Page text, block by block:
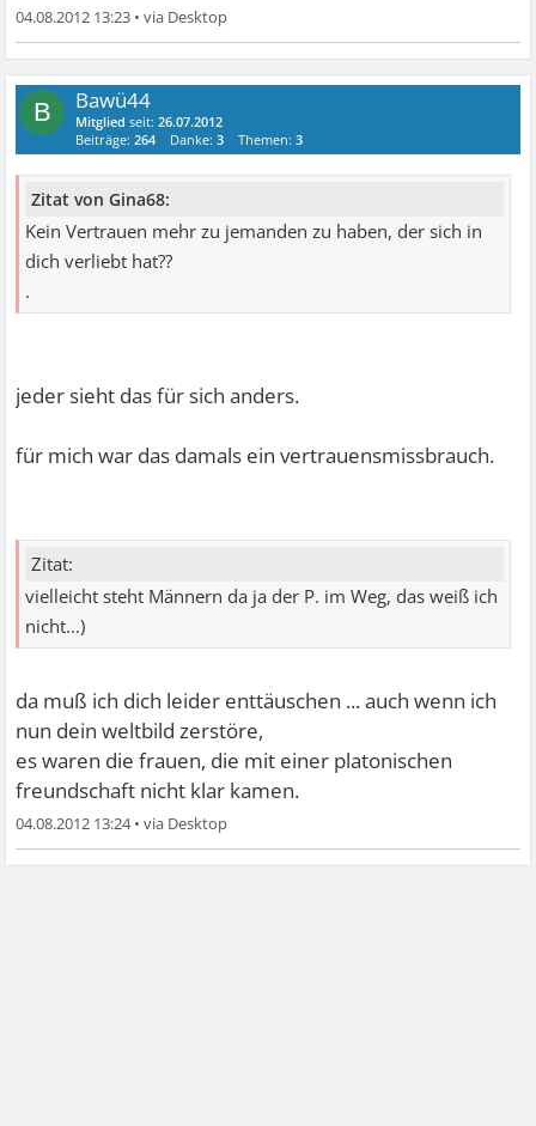
04.08.2012 13:23 •
B Bawü44
Mitglied seit:26.07.2012
Beiträge:264 Danke:3 Themen:3
Zitat von Gina68:
Kein Vertrauen mehr zu jemanden zu haben, der sich in
dich verliebt hat??
.
jeder sieht das für sich anders.
für mich war das damals ein vertrauensmissbrauch.
Zitat:
vielleicht steht Männern da ja der P. im Weg, das weiß ich
nicht...)
da muß ich dich leider enttäuschen ... auch wenn ich
nun dein weltbild zerstöre,
es waren die frauen, die mit einer platonischen
freundschaft nicht klar kamen.
04.08.2012 13:24•